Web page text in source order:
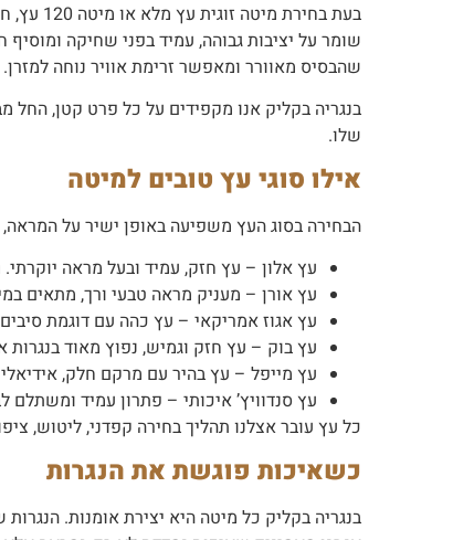
בעת
שומר על יציבות גבוהה, עמיד בפני שחיקה
שהבסיס מאוורר ומאפשר זרימת אוויר נוחה למזרן.
בנגריה בקליק אנו מקפידים על כל פרט קטן, החל
שלו.
אילו סוגי עץ טובים למיטה
הבחירה בסוג העץ משפיעה באופן ישיר על
עץ אלון – עץ חזק, עמיד ובעל מראה
עץ אורן – מעניק מראה טבעי ורך, מתאים
עץ אגוז אמריקאי – עץ כהה עם דוגמת
עץ בוק – עץ חזק וגמיש, נפוץ מאוד
עץ מייפל – עץ בהיר עם מרקם חלק, אידיאלי
עץ סנדוויץ’ איכותי – פתרון עמיד ומשתלם
כל עץ עובר אצלנו תהליך בחירה קפדני, ליטוש,
כשאיכות פוגשת את הנגרות
בנגריה בקליק כל מיטה היא יצירת אומנות.